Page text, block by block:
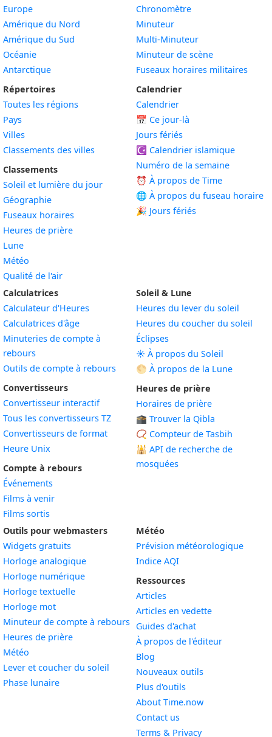
Europe
Amérique du Nord
Amérique du Sud
Océanie
Antarctique
Répertoires
Toutes les régions
Pays
Villes
Classements des villes
Classements
Soleil et lumière du jour
Géographie
Fuseaux horaires
Heures de prière
Lune
Météo
Qualité de l'air
Chronomètre
Minuteur
Multi-Minuteur
Minuteur de scène
Fuseaux horaires militaires
Calendrier
Calendrier
📅 Ce jour-là
Jours fériés
☪️ Calendrier islamique
Numéro de la semaine
⏰ À propos de Time
🌐 À propos du fuseau horaire
🎉 Jours fériés
Calculatrices
Calculateur d'Heures
Calculatrices d'âge
Minuteries de compte à
rebours
Outils de compte à rebours
Convertisseurs
Convertisseur interactif
Tous les convertisseurs TZ
Convertisseurs de format
Heure Unix
Compte à rebours
Événements
Films à venir
Films sortis
Soleil & Lune
Heures du lever du soleil
Heures du coucher du soleil
Éclipses
☀️ À propos du Soleil
🌕 À propos de la Lune
Heures de prière
Horaires de prière
🕋 Trouver la Qibla
📿 Compteur de Tasbih
🕌 API de recherche de
mosquées
Outils pour webmasters
Widgets gratuits
Horloge analogiqueWidget
Horloge numériqueWidget
Horloge textuelleWidget
Horloge motWidget
Minuteur de compte à rebours Widget
Heures de prièreWidget
Météo
Lever et coucher du soleil
Phase lunaireWidget
Météo
Prévision météorologique
Indice AQI
Ressources
Articles
Articles en vedette
Guides d'achat
À propos de l'éditeur
Blog
Nouveaux outils
Plus d'outils
About Time.now
Contact us
Terms & Privacy